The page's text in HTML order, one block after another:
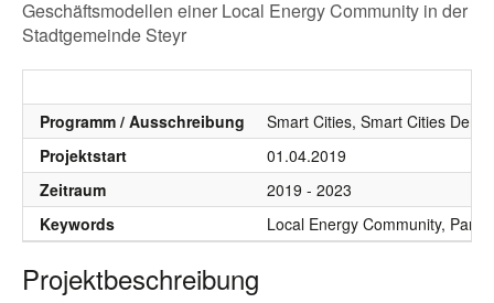
Geschäftsmodellen einer Local Energy Community in der
Stadtgemeinde Steyr
Programm / Ausschreibung
Smart Cities, Smart Cities
Projektstart
01.04.2019
Zeitraum
2019 - 2023
Keywords
Local Energy Community,
Projektbeschreibung